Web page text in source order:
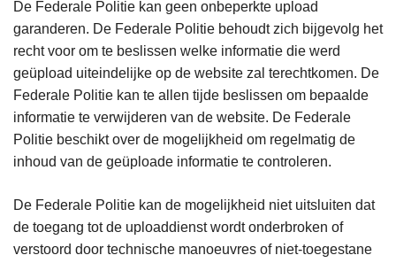
De Federale Politie kan geen onbeperkte upload
garanderen. De Federale Politie behoudt zich bijgevolg het
recht voor om te beslissen welke informatie die werd
geüpload uiteindelijke op de website zal terechtkomen. De
Federale Politie kan te allen tijde beslissen om bepaalde
informatie te verwijderen van de website. De Federale
Politie beschikt over de mogelijkheid om regelmatig de
inhoud van de geüploade informatie te controleren.
De Federale Politie kan de mogelijkheid niet uitsluiten dat
de toegang tot de uploaddienst wordt onderbroken of
verstoord door technische manoeuvres of niet-toegestane